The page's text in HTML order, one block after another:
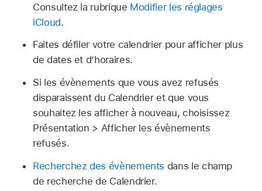
Consultez la rubrique Modifier les réglages
iCloud.
Faites défiler votre calendrier pour afficher plus
de dates et d’horaires.
Si les évènements que vous avez refusés
disparaissent du Calendrier et que vous
souhaitez les afficher à nouveau, choisissez
Présentation > Afficher les évènements
refusés.
Recherchez des évènements dans le champ
de recherche de Calendrier.